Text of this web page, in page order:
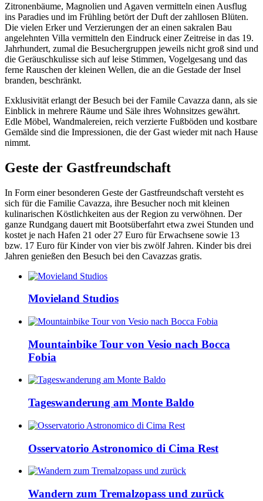
Zitronenbäume, Magnolien und Agaven vermitteln einen Ausflug
ins Paradies und im Frühling betört der Duft der zahllosen Blüten.
Die vielen Erker und Verzierungen der an einen sakralen Bau
angelehnten Villa vermitteln den Eindruck einer Zeitreise in das 19.
Jahrhundert, zumal die Besuchergruppen jeweils nicht groß sind und
die Geräuschkulisse sich auf leise Stimmen, Vogelgesang und das
ferne Rauschen der kleinen Wellen, die an die Gestade der Insel
branden, beschränkt.
Exklusivität erlangt der Besuch bei der Famile Cavazza dann, als sie
Einblick in mehrere Räume und Säle ihres Wohnsitzes gewährt.
Edle Möbel, Wandmalereien, reich verzierte Fußböden und kostbare
Gemälde sind die Impressionen, die der Gast wieder mit nach Hause
nimmt.
Geste der Gastfreundschaft
In Form einer besonderen Geste der Gastfreundschaft versteht es
sich für die Familie Cavazza, ihre Besucher noch mit kleinen
kulinarischen Köstlichkeiten aus der Region zu verwöhnen. Der
ganze Rundgang dauert mit Bootsüberfahrt etwa zwei Stunden und
kostet je nach Hafen 21 oder 27 Euro für Erwachsene sowie 13
bzw. 17 Euro für Kinder von vier bis zwölf Jahren. Kinder bis drei
Jahren genießen den Besuch bei den Cavazzas gratis.
Movieland Studios
Mountainbike Tour von Vesio nach Bocca
Fobia
Tageswanderung am Monte Baldo
Osservatorio Astronomico di Cima Rest
Wandern zum Tremalzopass und zurück